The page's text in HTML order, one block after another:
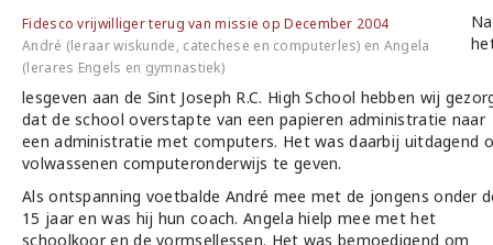
Fidesco vrijwilliger terug van missie op December 2004
André (leraar wiskunde, catechese en computerles) en Angela
(lerares Engels en gymnastiek)
lesgeven aan de Sint Joseph R.C. High School hebben wij
dat de school overstapte van een papieren administratie naar
een administratie met computers. Het was daarbij uitdagend
volwassenen computeronderwijs te geven.
Als ontspanning voetbalde André mee met de jongens onder
15 jaar en was hij hun coach. Angela hielp mee met het
schoolkoor en de vormsellessen. Het was bemoedigend om